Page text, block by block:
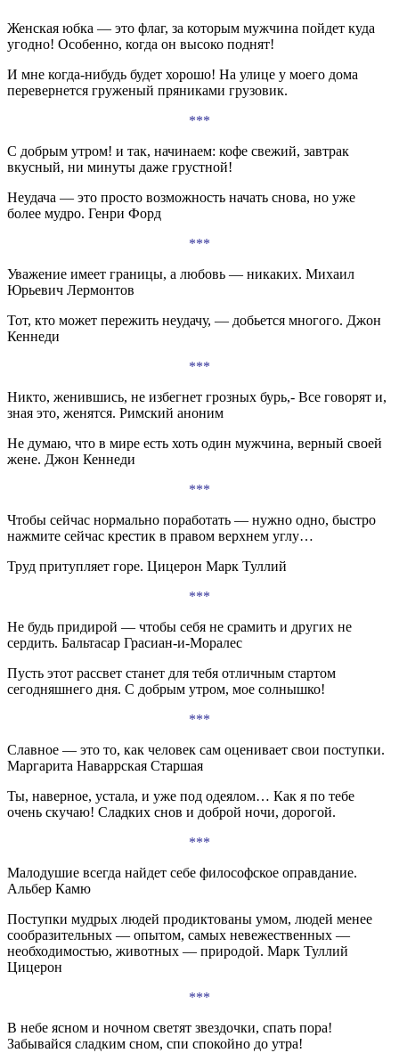
Женская юбка — это флаг, за которым мужчина пойдет куда
угодно! Особенно, когда он высоко поднят!
И мне когда-нибудь будет хорошо! На улице у моего дома
перевернется груженый пряниками грузовик.
***
С добрым утром! и так, начинаем: кофе свежий, завтрак
вкусный, ни минуты даже грустной!
Неудача — это просто возможность начать снова, но уже
более мудро. Генри Форд
***
Уважение имеет границы, а любовь — никаких. Михаил
Юрьевич Лермонтов
Тот, кто может пережить неудачу, — добьется многого. Джон
Кеннеди
***
Никто, женившись, не избегнет грозных бурь,- Все говорят и,
зная это, женятся. Римский аноним
Не думаю, что в мире есть хоть один мужчина, верный своей
жене. Джон Кеннеди
***
Чтобы сейчас нормально поработать — нужно одно, быстро
нажмите сейчас крестик в правом верхнем углу…
Труд притупляет горе. Цицерон Марк Туллий
***
Не будь придирой — чтобы себя не срамить и других не
сердить. Бальтасар Грасиан-и-Моралес
Пусть этот рассвет станет для тебя отличным стартом
сегодняшнего дня. С добрым утром, мое солнышко!
***
Славное — это то, как человек сам оценивает свои поступки.
Маргарита Наваррская Старшая
Ты, наверное, устала, и уже под одеялом… Как я по тебе
очень скучаю! Сладких снов и доброй ночи, дорогой.
***
Малодушие всегда найдет себе философское оправдание.
Альбер Камю
Поступки мудрых людей продиктованы умом, людей менее
сообразительных — опытом, самых невежественных —
необходимостью, животных — природой. Марк Туллий
Цицерон
***
В небе ясном и ночном светят звездочки, спать пора!
Забывайся сладким сном, спи спокойно до утра!